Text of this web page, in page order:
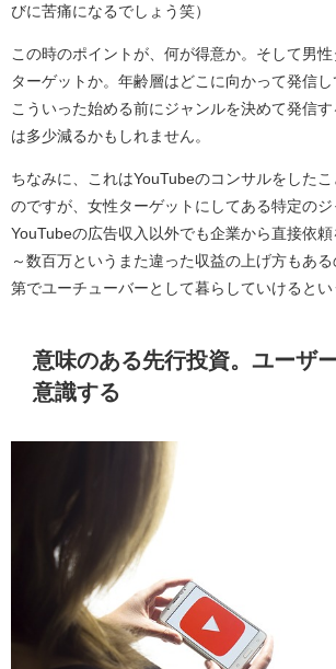
びに苦痛になるでしょう笑）
この時のポイントが、何が得意か。そして男
ターゲットか。年齢層はどこに向かって発信し
こういった始める前にジャンルを決めて発信
は多少減るかもしれません。
ちなみに、これはYouTubeのコンサルをした
のですが、女性ターゲットにしてある特定のジ
YouTubeの広告収入以外でも企業から直接依
～数百万というまた違った収益の上げ方もあ
第でユーチューバーとして暮らしていけるとい
意味のある先行投資。ユーザ
意識する